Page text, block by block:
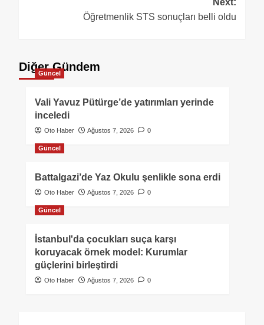
Next:
Öğretmenlik STS sonuçları belli oldu
Diğer Gündem
Güncel
Vali Yavuz Pütürge’de yatırımları yerinde
inceledi
Oto Haber Ağustos 7, 2026 0
Güncel
Battalgazi’de Yaz Okulu şenlikle sona erdi
Oto Haber Ağustos 7, 2026 0
Güncel
İstanbul'da çocukları suça karşı
koruyacak örnek model: Kurumlar
güçlerini birleştirdi
Oto Haber Ağustos 7, 2026 0